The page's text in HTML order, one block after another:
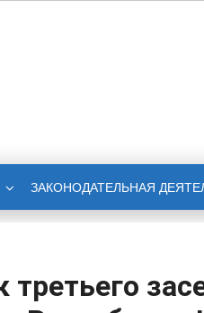
ЗАКОНОДАТЕЛЬНАЯ
третьего